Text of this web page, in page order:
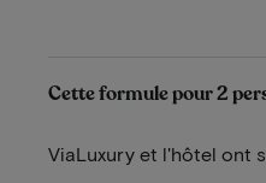
Cette formule pour 2
ViaLuxury et l'hôtel ont